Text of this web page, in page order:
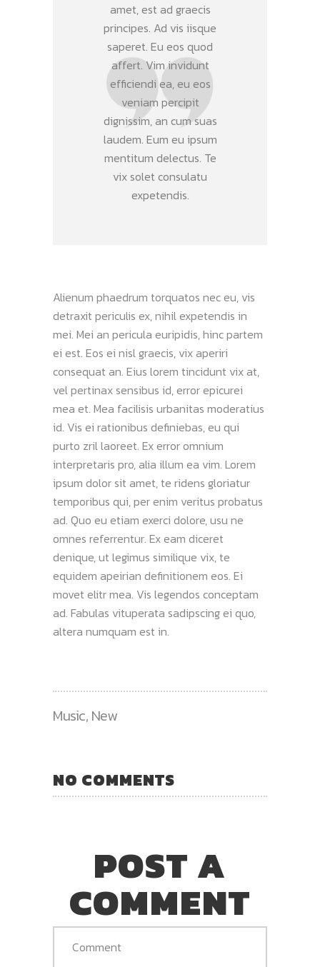
amet, est ad graecis
principes. Ad vis iisque
saperet. Eu eos quod
affert. Vim invidunt
efficiendi ea, eu eos
veniam percipit
dignissim, an cum suas
laudem. Eum eu ipsum
mentitum delectus. Te
vix solet consulatu
expetendis.
Alienum phaedrum torquatos nec eu, vis
detraxit periculis ex, nihil expetendis in
mei. Mei an pericula euripidis, hinc partem
ei est. Eos ei nisl graecis, vix aperiri
consequat an. Eius lorem tincidunt vix at,
vel pertinax sensibus id, error epicurei
mea et. Mea facilisis urbanitas moderatius
id. Vis ei rationibus definiebas, eu qui
purto zril laoreet. Ex error omnium
interpretaris pro, alia illum ea vim. Lorem
ipsum dolor sit amet, te ridens gloriatur
temporibus qui, per enim veritus probatus
ad. Quo eu etiam exerci dolore, usu ne
omnes referrentur. Ex eam diceret
denique, ut legimus similique vix, te
equidem apeirian definitionem eos. Ei
movet elitr mea. Vis legendos conceptam
ad. Fabulas vituperata sadipscing ei quo,
altera numquam est in.
Music, New
NO COMMENTS
POST A
COMMENT